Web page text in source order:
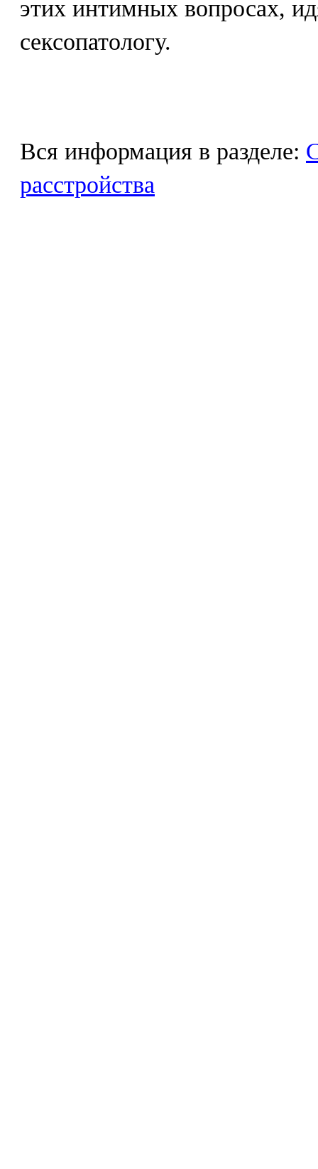
этих интимных вопросах,
сексопатологу.
Вся информация в разделе:
расстройства